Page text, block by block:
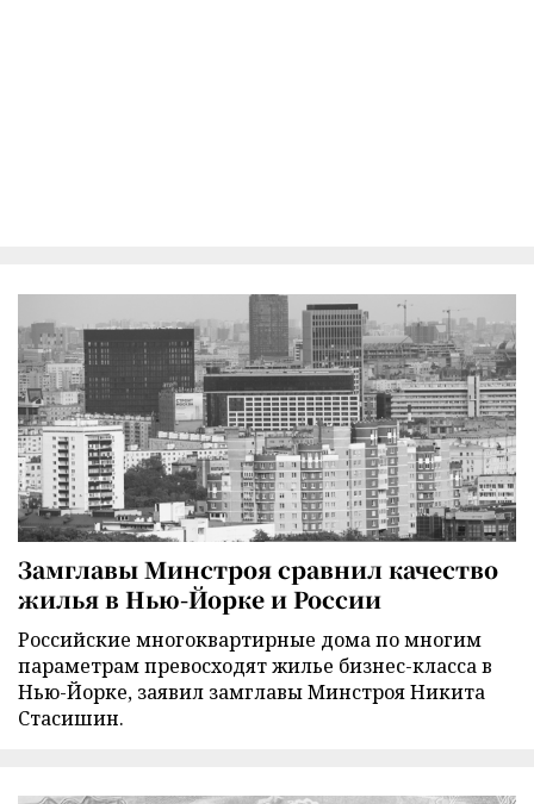
Замглавы Минстроя сравнил качество
жилья в Нью-Йорке и России
Российские многоквартирные дома по многим
параметрам превосходят жилье бизнес-класса в
Нью-Йорке, заявил замглавы Минстроя Никита
Стасишин.